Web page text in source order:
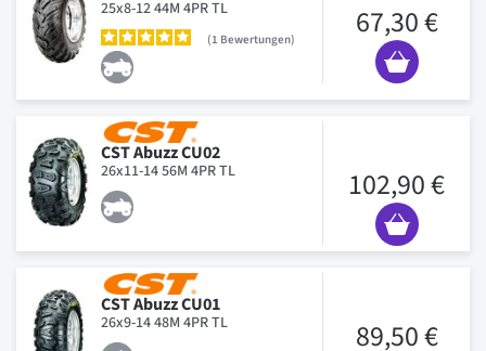
25x8-12 44M 4PR TL
1 Bewertungen 67,30 €
CST Abuzz CU02
26x11-14 56M 4PR TL 102,90 €
CST Abuzz CU01
26x9-14 48M 4PR TL 89,50 €